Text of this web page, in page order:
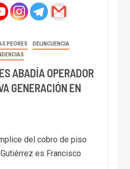
PEORES
DELINCUENCIA
ABADÍA OPERADOR
GENERACIÓN EN
del cobro de piso
es Francisco